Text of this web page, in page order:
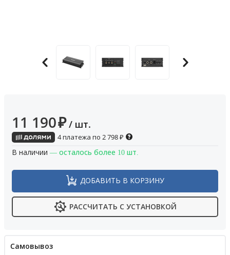
11 190₽ / шт.
4 платежа по 2 798₽
В наличии — осталось более 10 шт.
ДОБАВИТЬ В КОРЗИНУ
РАССЧИТАТЬ С УСТАНОВКОЙ
Cамовывоз